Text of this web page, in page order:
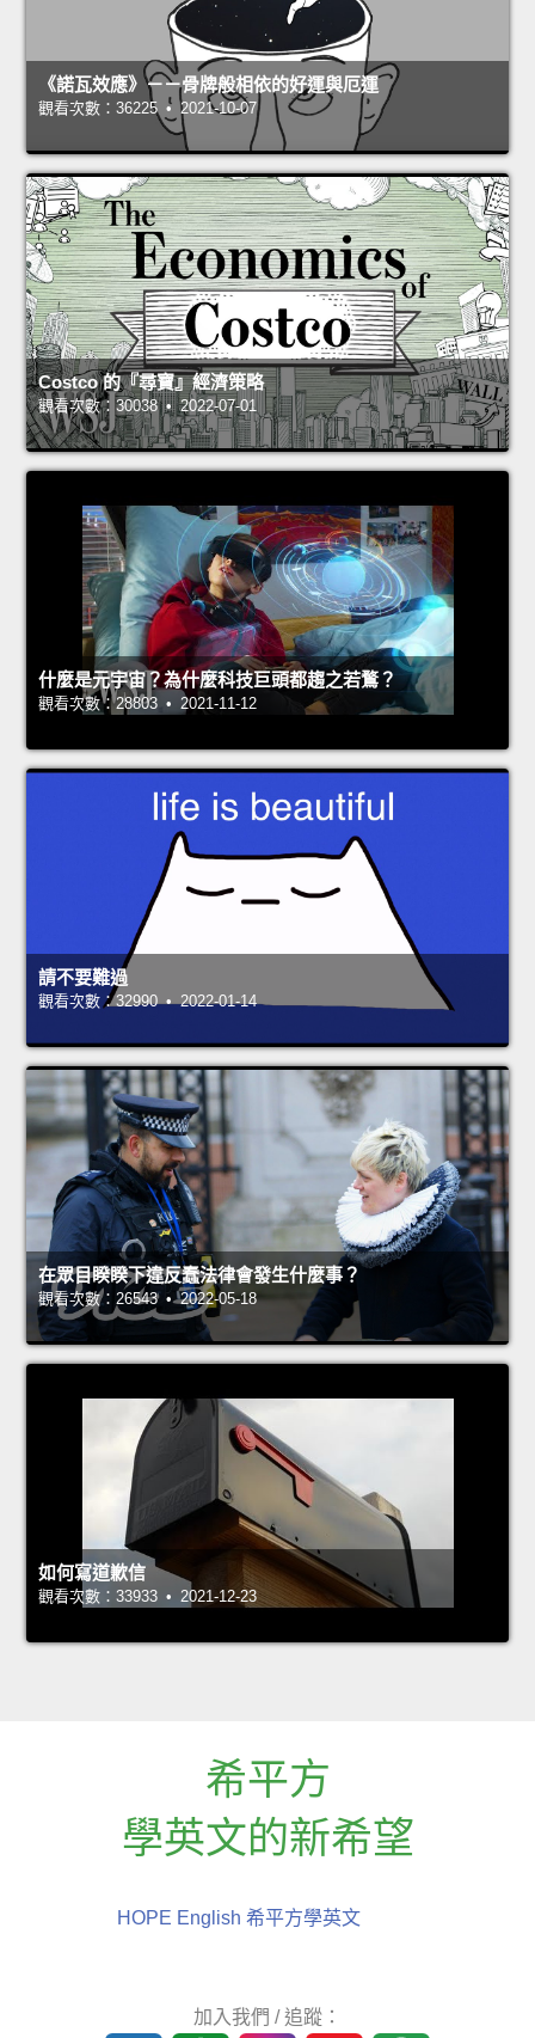
《諾瓦效應》－－骨牌般相依的好運與厄運
觀看次數：36225 • 2021-10-07
Costco 的『尋寶』經濟策略
觀看次數：30038 • 2022-07-01
什麼是元宇宙？為什麼科技巨頭都趨之若鶩？
觀看次數：28803 • 2021-11-12
請不要難過
觀看次數：32990 • 2022-01-14
在眾目睽睽下違反蠢法律會發生什麼事？
觀看次數：26543 • 2022-05-18
如何寫道歉信
觀看次數：33933 • 2021-12-23
希平方
學英文的新希望
HOPE English 希平方學英文
加入我們 / 追蹤：